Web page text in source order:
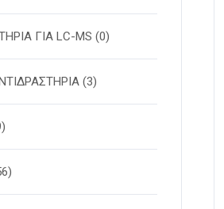
ΓΙΑ LC-MS (0)
(3)